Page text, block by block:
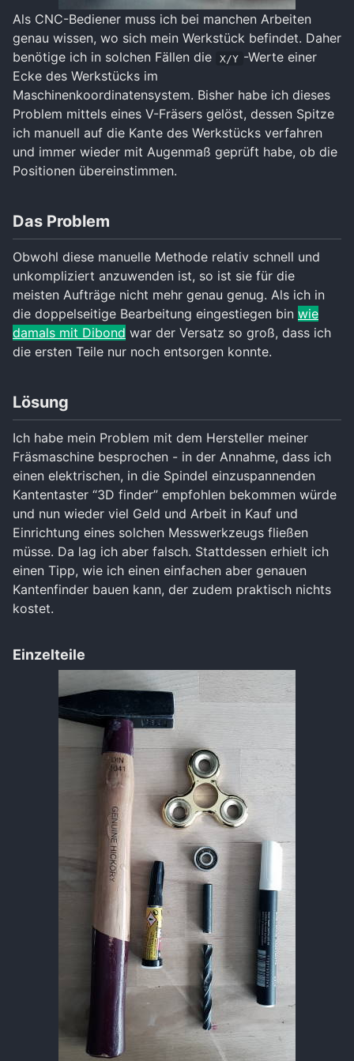
Als CNC-Bediener muss ich bei manchen Arbeiten
genau wissen, wo sich mein Werkstück befindet. Daher
benötige ich in solchen Fällen die
X/Y -Werte einer
Ecke des Werkstücks im
Maschinenkoordinatensystem. Bisher habe ich dieses
Problem mittels eines V-Fräsers gelöst, dessen Spitze
ich manuell auf die Kante des Werkstücks verfahren
und immer wieder mit Augenmaß geprüft habe, ob die
Positionen übereinstimmen.
Das Problem
Obwohl diese manuelle Methode relativ schnell und
unkompliziert anzuwenden ist, so ist sie für die
meisten Aufträge nicht mehr genau genug. Als ich in
die doppelseitige Bearbeitung eingestiegen bin wie
damals mit Dibond war der Versatz so groß, dass ich
die ersten Teile nur noch entsorgen konnte.
Lösung
Ich habe mein Problem mit dem Hersteller meiner
Fräsmaschine besprochen - in der Annahme, dass ich
einen elektrischen, in die Spindel einzuspannenden
Kantentaster “3D finder” empfohlen bekommen würde
und nun wieder viel Geld und Arbeit in Kauf und
Einrichtung eines solchen Messwerkzeugs fließen
müsse. Da lag ich aber falsch. Stattdessen erhielt ich
einen Tipp, wie ich einen einfachen aber genauen
Kantenfinder bauen kann, der zudem praktisch nichts
kostet.
Einzelteile